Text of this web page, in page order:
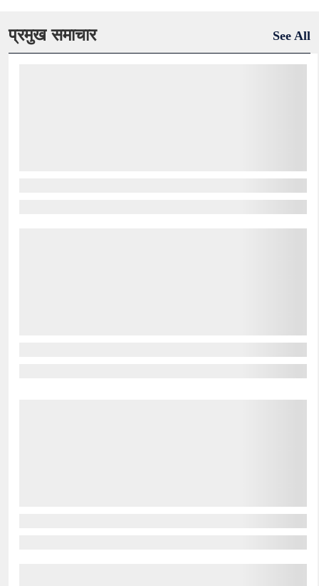
प्रमुख समाचार See All